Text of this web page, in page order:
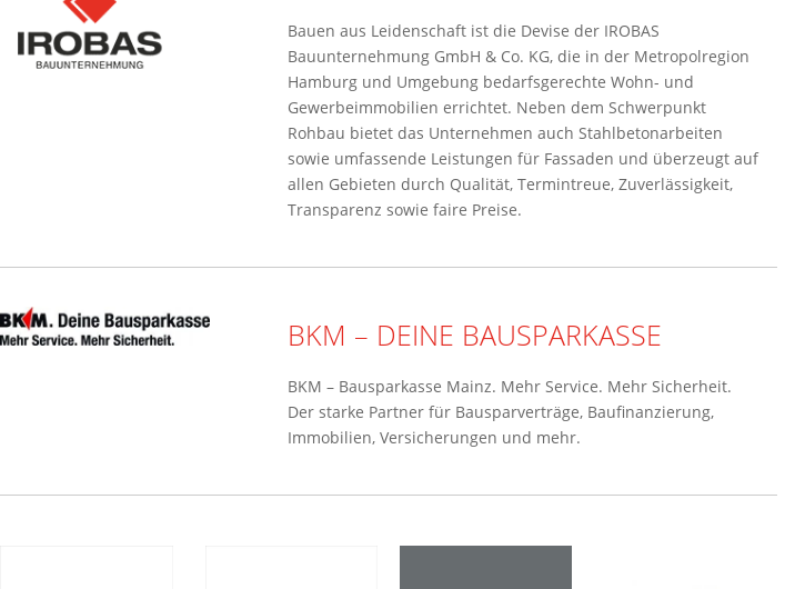
Bauen aus Leidenschaft ist die Devise der IROBAS
Bauunternehmung GmbH & Co. KG, die in der Metropolregion
Hamburg und Umgebung bedarfsgerechte Wohn- und
Gewerbeimmobilien errichtet. Neben dem Schwerpunkt
Rohbau bietet das Unternehmen auch Stahlbetonarbeiten
sowie umfassende Leistungen für Fassaden und überzeugt auf
allen Gebieten durch Qualität, Termintreue, Zuverlässigkeit,
Transparenz sowie faire Preise.
BKM – DEINE BAUSPARKASSE
BKM – Bausparkasse Mainz. Mehr Service. Mehr Sicherheit.
Der starke Partner für Bausparverträge, Baufinanzierung,
Immobilien, Versicherungen und mehr.